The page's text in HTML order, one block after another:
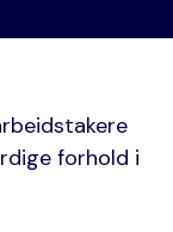
forhold i